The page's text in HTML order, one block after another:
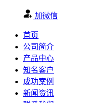
加微信
首页
公司简介
产品中心
知名客户
成功案例
新闻资讯